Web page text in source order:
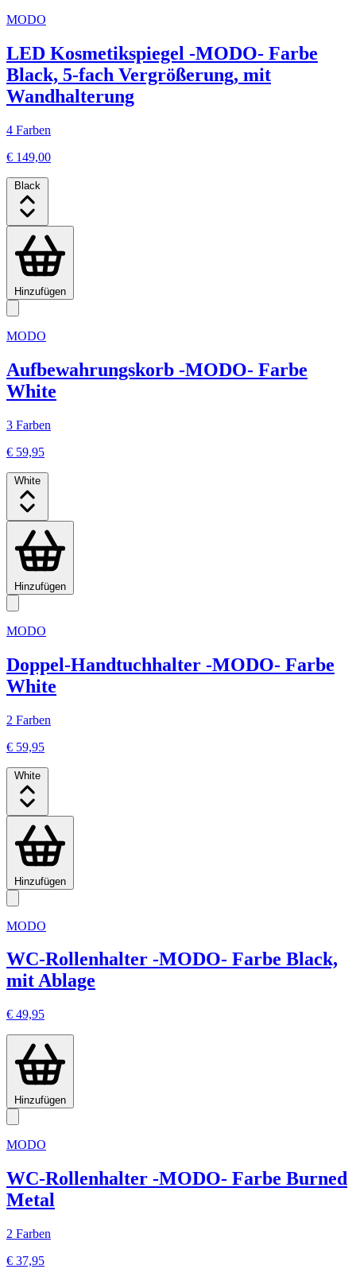
MODO
LED Kosmetikspiegel -MODO- Farbe
Black, 5-fach Vergrößerung, mit
Wandhalterung
4 Farben
€ 149,00
Black
Hinzufügen
MODO
Aufbewahrungskorb -MODO- Farbe
White
3 Farben
€ 59,95
White
Hinzufügen
MODO
Doppel-Handtuchhalter -MODO- Farbe
White
2 Farben
€ 59,95
White
Hinzufügen
MODO
WC-Rollenhalter -MODO- Farbe Black,
mit Ablage
€ 49,95
Hinzufügen
MODO
WC-Rollenhalter -MODO- Farbe Burned
Metal
2 Farben
€ 37,95